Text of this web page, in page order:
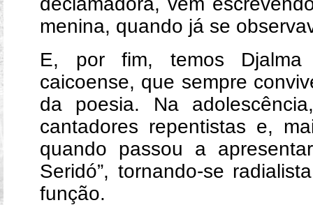
menina, quando já se
E, por fim, temos
caicoense, que sempre
da poesia. Na
cantadores repentistas e,
quando passou a
Seridó”, tornando-se
função.